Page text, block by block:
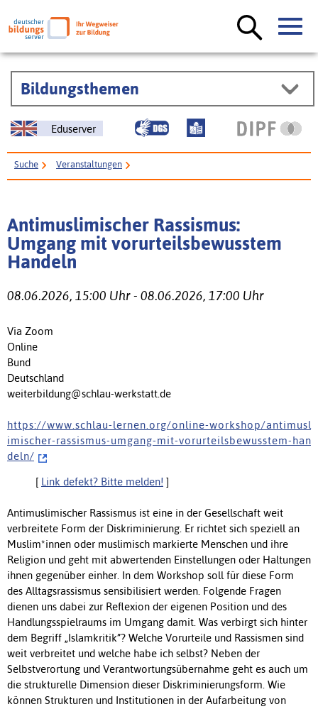
Bildungsthemen
Eduserver
Suche Veranstaltungen
Antimuslimischer Rassismus:
Umgang mit vorurteilsbewusstem
Handeln
08.06.2026, 15:00 Uhr - 08.06.2026, 17:00 Uhr
Via Zoom
Online
Bund
Deutschland
weiterbildung@schlau-werkstatt.de
h t t p s : / / w w w . s c h l a u - l e r n e n . o r g / o n l i n e - w o r k s h o p / a n t i m u s l
i m i s c h e r - r a s s i s m u s - u m g a n g - m i t - v o r u r t e i l s b e w u s s t e m - h a n
d e l n /
[ Link defekt? Bitte melden! ]
Antimuslimischer Rassismus ist eine in der Gesellschaft weit
verbreitete Form der Diskriminierung. Er richtet sich speziell an
Muslim*innen oder muslimisch markierte Menschen und ihre
Religion und geht mit abwertenden Einstellungen oder Haltungen
ihnen gegenüber einher. In dem Workshop soll für diese Form
des Alltagsrassismus sensibilisiert werden. Folgende Fragen
dienen uns dabei zur Reflexion der eigenen Position und des
Handlungsspielraums im Umgang damit. Was verbirgt sich hinter
dem Begriff „Islamkritik”? Welche Vorurteile und Rassismen sind
weit verbreitet und welche habe ich selbst? Neben der
Selbstverortung und Verantwortungsübernahme geht es auch um
die strukturelle Dimension dieser Diskriminierungsform. Wie
können Strukturen und Institutionen in der Aufarbeitung von